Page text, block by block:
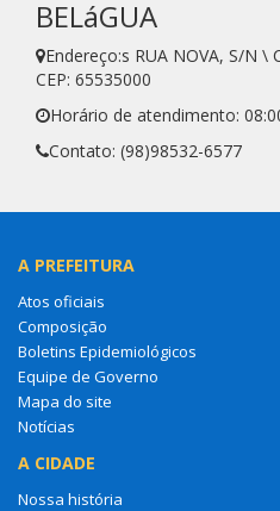
BELáGUA
Endereço:s RUA NOVA, S/N \
CEP: 65535000
Horário de atendimento:
Contato: (98)98532-6577
A PREFEITURA
Atos oficiais
Composição
Boletins Epidemiológicos
Equipe de Governo
Mapa do site
Notícias
A CIDADE
Nossa história